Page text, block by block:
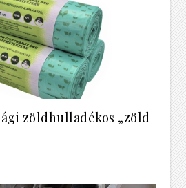
zöldhulladékos „zöld